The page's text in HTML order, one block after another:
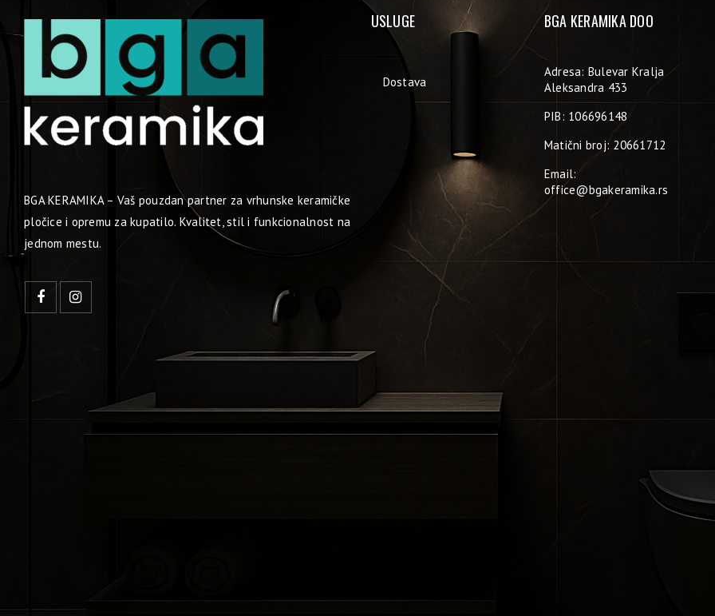
BGA KERAMIKA – Vaš pouzdan partner za vrhunske keramičke
pločice i opremu za kupatilo. Kvalitet, stil i funkcionalnost na
jednom mestu.
USLUGE
Dostava
BGA KERAMIKA DOO
Adresa: Bulevar Kralja
Aleksandra 433
PIB: 106696148
Matični broj: 20661712
Email:
office@bgakeramika.rs